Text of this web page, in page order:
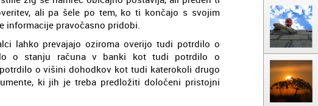
ali pa šele po tem, ko ti končajo s svojim
informacije pravočasno pridobi.
lahko prevajajo oziroma overijo tudi potrdilo o
o stanju računa v banki kot tudi potrdilo o
o višini dohodkov kot tudi katerokoli drugo
ki jih je treba predložiti določeni pristojni